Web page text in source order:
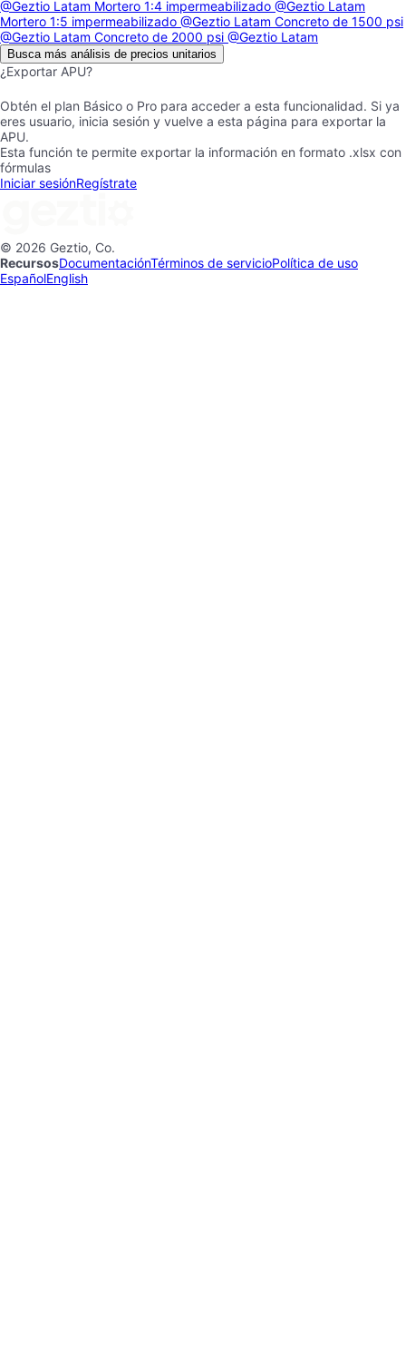
@Geztio Latam Mortero 1:4 impermeabilizado @Geztio Latam
Mortero 1:5 impermeabilizado @Geztio Latam Concreto de 1500 psi
@Geztio Latam Concreto de 2000 psi @Geztio Latam
Busca más análisis de precios unitarios
¿Exportar APU?
Obtén el plan Básico o Pro para acceder a esta funcionalidad. Si ya
eres usuario, inicia sesión y vuelve a esta página para exportar la
APU.
Esta función te permite exportar la información en formato .xlsx con
fórmulas
Iniciar sesiónRegístrate
© 2026 Geztio, Co.
RecursosDocumentaciónTérminos de servicioPolítica de uso
EspañolEnglish